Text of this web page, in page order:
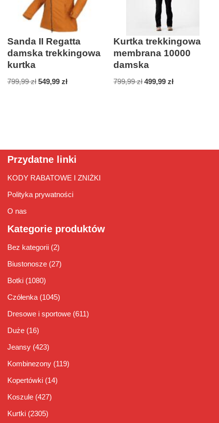
Sanda II Regatta
damska trekkingowa
kurtka
799,99zł 549,99 zł
Kurtka trekkingowa
membrana 10000
damska
799,99zł 499,99zł
Przydatne linki
KODY RABATOWE I ZNIŻKI
Polityka prywatności
O nas
Kategorie produktów
Bez kategorii (2)
Biustonosze (27)
Botki (1080)
Czółenka (1045)
Dresowe i sportowe (611)
Duże (16)
Jeansy (423)
Kombinezony (119)
Kopertówki (14)
Koszule (427)
Kurtki (2305)